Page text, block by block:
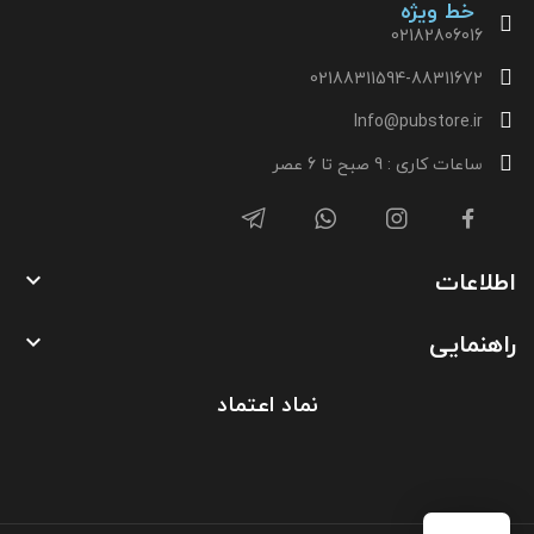
خط ویژه
02182806016
02188311594-88311672
Info@pubstore.ir
ساعات کاری : 9 صبح تا 6 عصر
اطلاعات 
راهنمایی 
نماد اعتماد